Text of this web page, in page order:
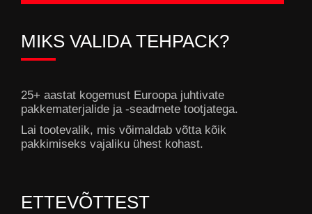
MIKS VALIDA TEHPACK?
25+ aastat kogemust Euroopa juhtivate
pakkematerjalide ja -seadmete tootjatega.
Lai tootevalik, mis võimaldab võtta kõik
pakkimiseks vajaliku ühest kohast.
ETTEVÕTTEST